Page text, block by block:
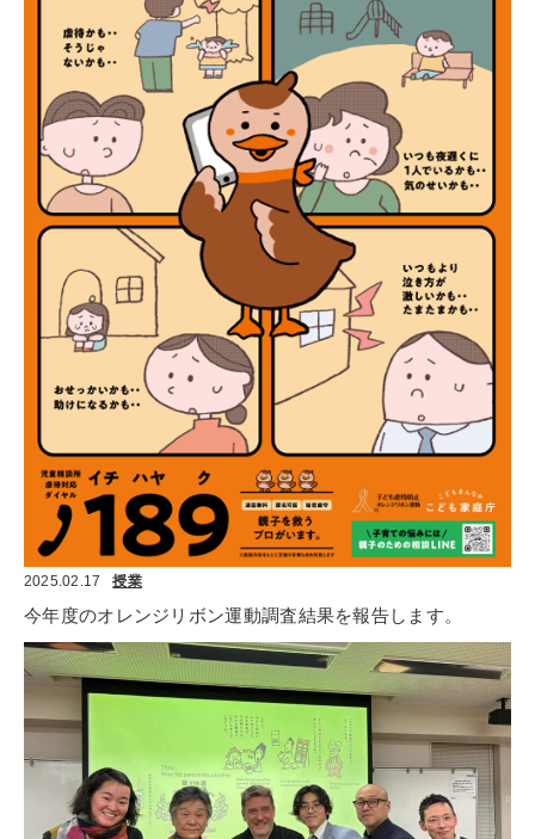
2025.02.17 授業
今年度のオレンジリボン運動調査結果を報告します。